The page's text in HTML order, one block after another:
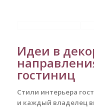
Идеи в
гостиниц
Стили интерьера
и каждый владелец